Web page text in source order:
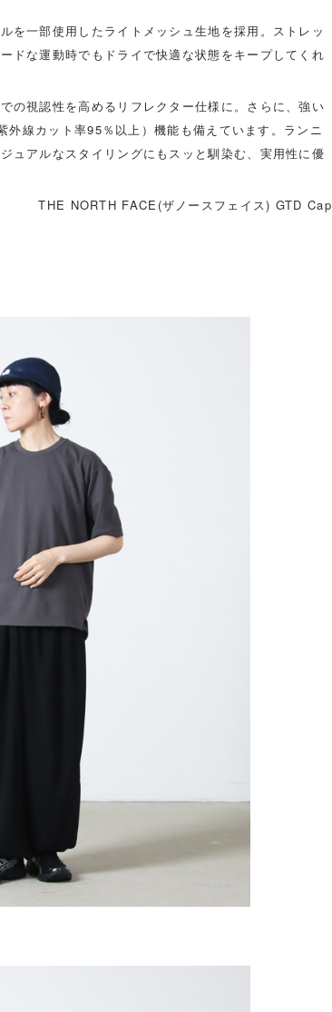
を一部使用したライトメッシュ生地を採用。ストレッ
ドな運動時でもドライで快適な状態をキープしてくれ
の視認性を高めるリフレクター仕様に。さらに、強い
線カット率95％以上）機能も備えています。ランニ
ュアルなスタイリングにもスッと馴染む、実用性に優
THE NORTH FACE(ザノースフェイス) GTD Cap